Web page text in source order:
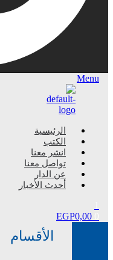
Menu
الرئيسية
الكتب
انشر معنا
تواصل معنا
عن الدار
أحدث الأخبار
EGP0,00
الأقسام